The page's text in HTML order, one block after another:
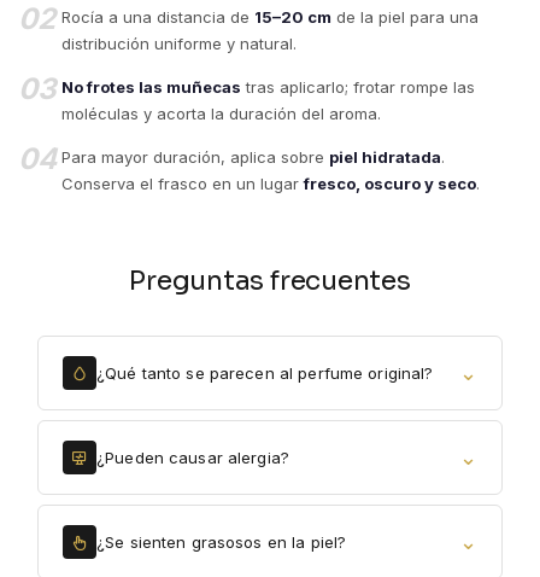
02 Rocía a una distancia de 15–20 cm de la piel para una
distribución uniforme y natural.
03 No frotes las muñecas tras aplicarlo; frotar rompe las
moléculas y acorta la duración del aroma.
04 Para mayor duración, aplica sobre piel hidratada.
Conserva el frasco en un lugarfresco, oscuro y seco.
Preguntas frecuentes
¿Qué tanto se parecen al perfume original? ⌄
¿Pueden causar alergia? ⌄
¿Se sienten grasosos en la piel? ⌄